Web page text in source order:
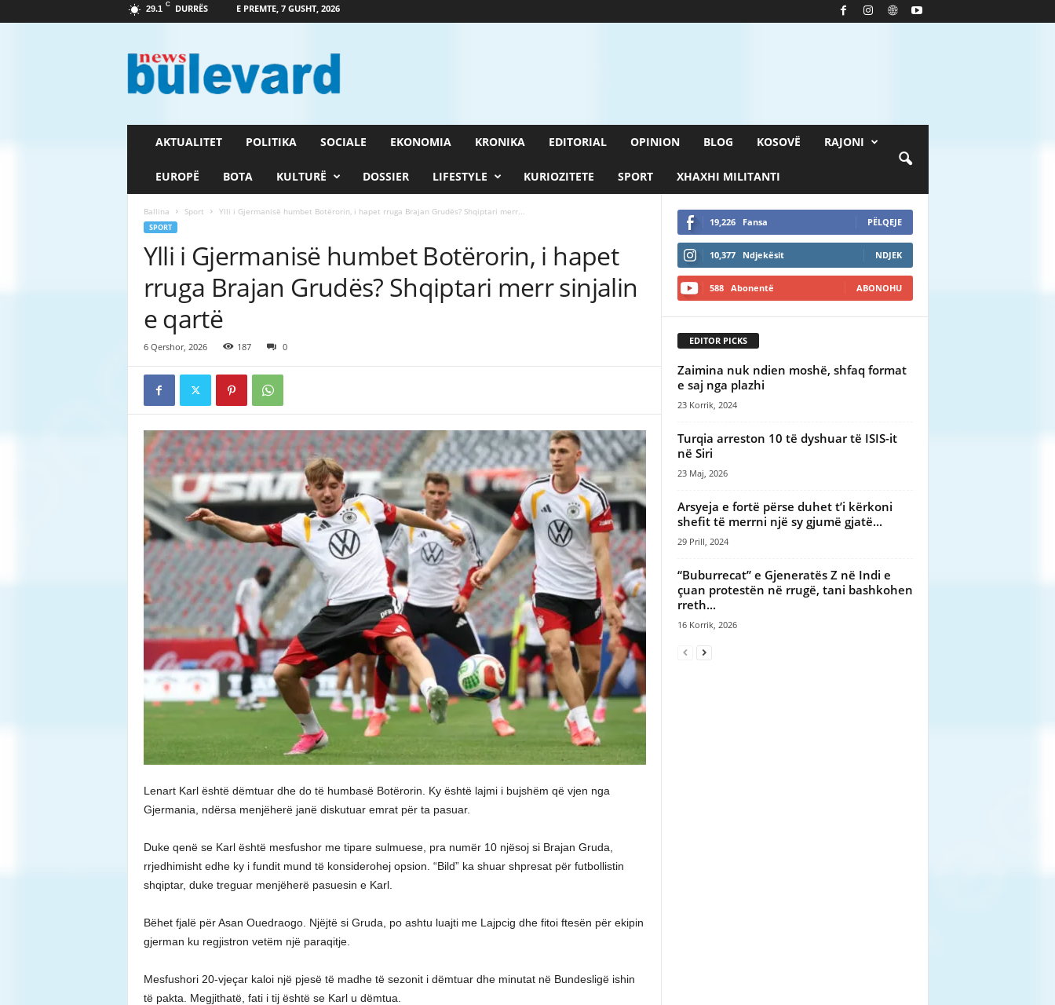
29.1 C DURRËS E PREMTE, 7 GUSHT, 2026
a
AKTUALITET POLITIKA SOCIALE EKONOMIA KRONIKA EDITORIAL OPINION BLOG KOSOVË RAJONI
EUROPË BOTA KULTURË DOSSIER LIFESTYLE KURIOZITETE SPORT XHAXHI MILITANTI
Ballina Sport Ylli i Gjermanisë humbet Botërorin, i hapet rruga Brajan Grudës? Shqiptari merr...
SPORT
Ylli i Gjermanisë humbet Botërorin, i hapet
rruga Brajan Grudës? Shqiptari merr sinjalin
e qartë
6 Qershor, 2026 187 0
Lenart Karl është dëmtuar dhe do të humbasë Botërorin. Ky është lajmi i bujshëm që vjen nga
Gjermania, ndërsa menjëherë janë diskutuar emrat për ta pasuar.
Duke qenë se Karl është mesfushor me tipare sulmuese, pra numër 10 njësoj si Brajan Gruda,
rrjedhimisht edhe ky i fundit mund të konsiderohej opsion. “Bild” ka shuar shpresat për futbollistin
shqiptar, duke treguar menjëherë pasuesin e Karl.
Bëhet fjalë për Asan Ouedraogo. Njëjtë si Gruda, po ashtu luajti me Lajpcig dhe fitoi ftesën për ekipin
gjerman ku regjistron vetëm një paraqitje.
Mesfushori 20-vjeçar kaloi një pjesë të madhe të sezonit i dëmtuar dhe minutat në Bundesligë ishin
të pakta. Megjithatë, fati i tij është se Karl u dëmtua.
19,226 Fansa PËLQEJE
10,377 Ndjekësit NDJEK
588 Abonentë ABONOHU
EDITOR PICKS
Zaimina nuk ndien moshë, shfaq format
e saj nga plazhi
23 Korrik, 2024
Turqia arreston 10 të dyshuar të ISIS-it
në Siri
23 Maj, 2026
Arsyeja e fortë përse duhet t’i kërkoni
shefit të merrni një sy gjumë gjatë...
29 Prill, 2024
​“Buburrecat” e Gjeneratës Z në Indi e
çuan protestën në rrugë, tani bashkohen
rreth...
16 Korrik, 2026